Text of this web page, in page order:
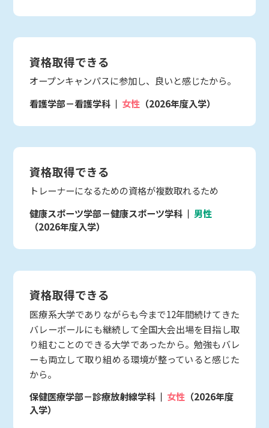
資格取得できる
オープンキャンパスに参加し、良いと感じたから。
看護学部－看護学科
女性 （2026年度入学）
資格取得できる
トレーナーになるための資格が複数取れるため
健康スポーツ学部－健康スポーツ学科
男性
（2026年度入学）
資格取得できる
医療系大学でありながらも今まで12年間続けてきた
バレーボールにも継続して全国大会出場を目指し取
り組むことのできる大学であったから。勉強もバレ
ーも両立して取り組める環境が整っていると感じた
から。
保健医療学部－診療放射線学科
女性 （2026年度
入学）